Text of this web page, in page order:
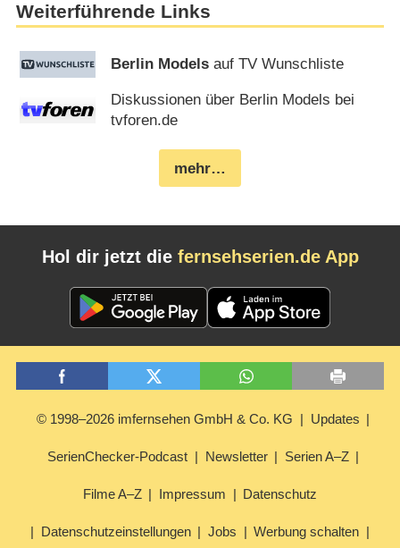
Weiterführende Links
Berlin Models auf TV Wunschliste
Diskussionen über Berlin Models bei
tvforen.de
mehr…
Hol dir jetzt die fernsehserien.de App
© 1998–2026 imfernsehen GmbH & Co. KG Updates
SerienChecker-Podcast Newsletter Serien A–Z
Filme A–Z Impressum Datenschutz
Datenschutzeinstellungen Jobs Werbung schalten